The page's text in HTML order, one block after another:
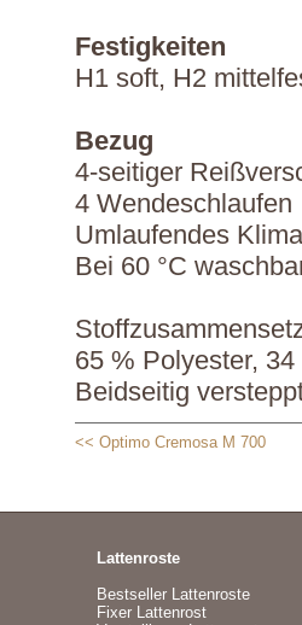
Festigkeiten
H1 soft, H2
Bezug
4-seitiger
4 Wendeschlaufen
Umlaufendes
Bei 60 °C
65 % Polyester,
Beidseitig
<< Optimo Cremosa M 700
Lattenroste
Bestseller Lattenroste
Fixer Lattenrost